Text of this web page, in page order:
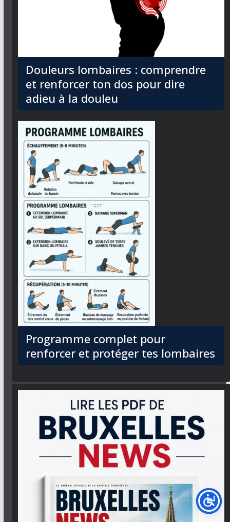
Douleurs lombaires : comprendre
et renforcer ton dos pour dire
adieu à la douleu
Programme complet pour
renforcer et protéger tes lombaires